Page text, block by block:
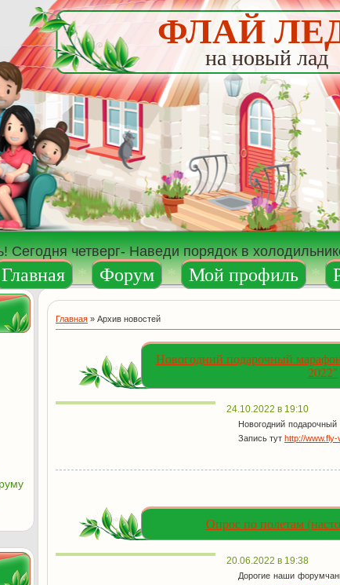
ФЛАЙ
на новый лад
Сегодня четверг- Наведи порядок в
Главная * Форум * Мой профиль *
Главная » Архив новостей
Новогодний подарочный
2022"
24.10.2022 в 19:10
Новогодний
Запись тут http://www.fly-
Опрос по полетам
20.06.2022 в 19:38
Дорогие наши